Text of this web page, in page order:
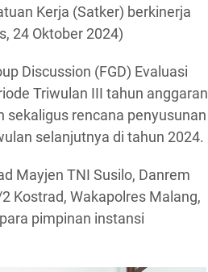
Kerja (Satker) berkinerja
24 Oktober 2024)
Discussion (FGD) Evaluasi
Triwulan III tahun anggaran
rencana penyusunan
selanjutnya di tahun 2024.
Mayjen TNI Susilo, Danrem
Kostrad, Wakapolres Malang,
pimpinan instansi